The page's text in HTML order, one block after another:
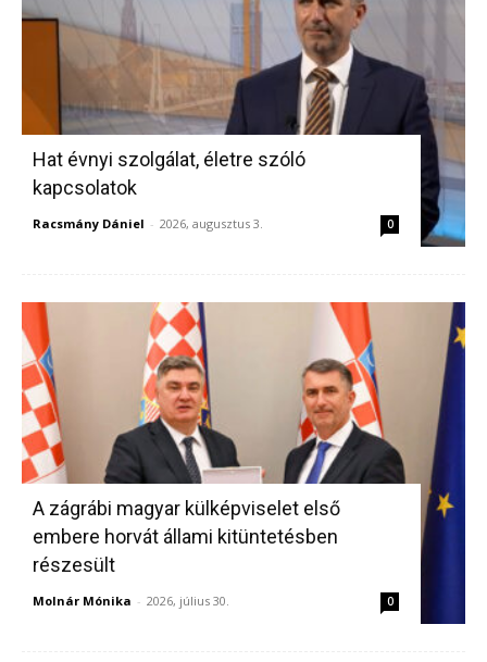
Hat évnyi szolgálat, életre szóló
kapcsolatok
Racsmány Dániel - 2026, augusztus 3. 0
A zágrábi magyar külképviselet első
embere horvát állami kitüntetésben
részesült
Molnár Mónika - 2026, július 30. 0